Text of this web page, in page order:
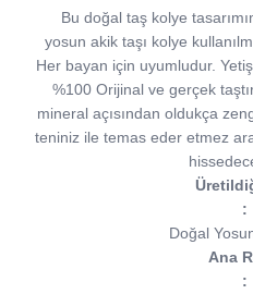
Bu doğal taş kolye
yosun akik taşı kolye
Her bayan için uyumludur.
%100 Orijinal ve gerçek
mineral açısından oldukça
teniniz ile temas eder etmez
:
Doğal
Ana
: